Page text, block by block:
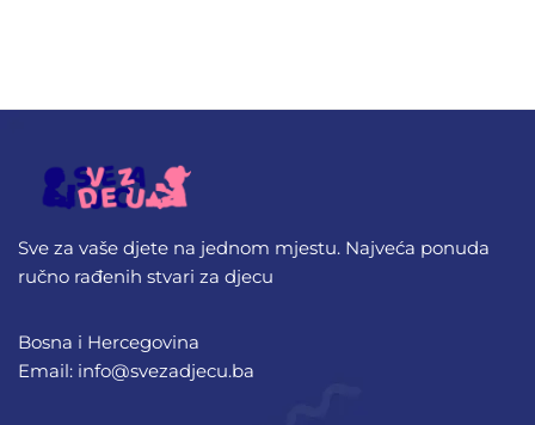
Sve za vaše djete na jednom mjestu. Najveća ponuda
ručno rađenih stvari za djecu
Bosna i Hercegovina
Email: info@svezadjecu.ba